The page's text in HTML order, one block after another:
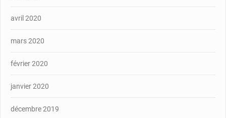
avril 2020
mars 2020
février 2020
janvier 2020
décembre 2019